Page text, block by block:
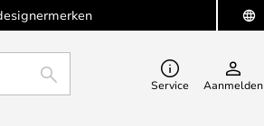
ZOEKEN Service Aanmelden